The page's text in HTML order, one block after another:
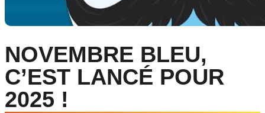
NOVEMBRE BLEU,
C’EST LANCÉ POUR
2025 !